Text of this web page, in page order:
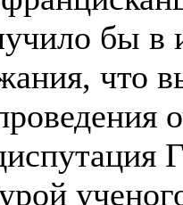
бы в
что